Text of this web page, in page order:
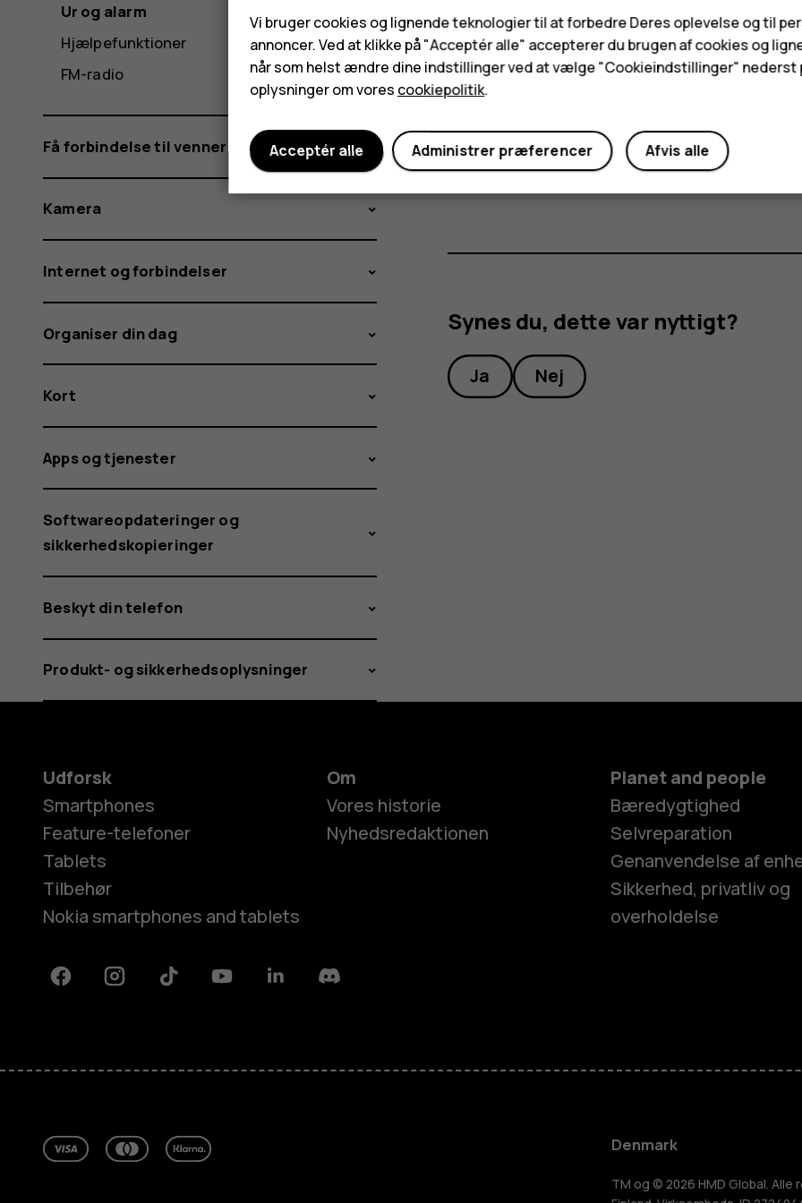
Feature-
Tilbehør
Slå en alarm fra
Når alarmen lyder, skal du stryge alarmen mod
Slet en alarm
Tryk påUr>access_alarmAlarm. Vælg alarmen, og tryk på
Synes du, dette var nyttigt?
Ja Nej
Ur og alarm
Hjælpefunktioner
FM-radio
Få forbindelse til venner og familie
Kamera
Internet og forbindelser
Organiser din dag
Kort
Apps og tjenester
Softwareopdateringer og
sikkerhedskopieringer
Beskyt din telefon
Produkt- og sikkerhedsoplysninger
Udforsk
Smartphones
Feature-telefoner
Tablets
Tilbehør
Nokia smartphones and tablets
Om
Vores historie
Nyhedsredaktionen
Planet and people
Bæredygtighed
Selvreparation
Genanvendelse af
Sikkerhed, privatliv og
overholdelse
FacebookInstagramTiktok YoutubeLinkedinDiscord
Denmark
TM og © 2026 HMD Global.
Vi bruger cookies og lignende teknologier til at forbedre Deres oplevelse og til
annoncer. Ved at klikke på "Acceptér alle" accepterer du brugen af cookies og
når som helst ændre dine indstillinger ved at vælge "Cookieindstillinger" nederst
oplysninger om vores cookiepolitik.
Afvis alle
Administrer præferencer
Acceptér alle